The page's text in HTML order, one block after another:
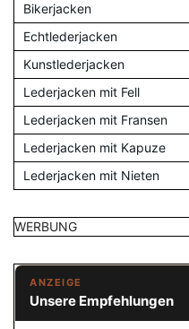
Bikerjacken
Echtlederjacken
Kunstlederjacken
Lederjacken mit Fell
Lederjacken mit Fransen
Lederjacken mit Kapuze
Lederjacken mit Nieten
WERBUNG
ANZEIGE
Unsere Empfehlungen